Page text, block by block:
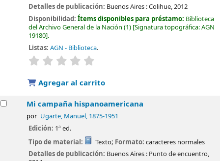
Detalles de publicación: Buenos Aires :Colihue,2012
Disponibilidad:Ítems disponibles para préstamo: Biblioteca
del Archivo General de la Nación (1) Signatura topográfica:AGN
19180 .
Listas: AGN - Biblioteca.
valoración
Agregar al carrito
Mi campaña hispanoamericana
por Ugarte, Manuel, 1875-1951
Edición: 1ª ed.
Tipo de material:
Texto; Formato: caracteres normales
Detalles de publicación: Buenos Aires : Punto de encuentro,